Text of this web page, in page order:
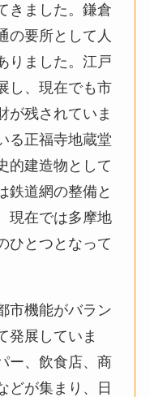
きました。鎌倉
の要所として人
りました。江戸
し、現在でも市
が残されていま
る正福寺地蔵堂
的建造物として
鉄道網の整備と
現在では多摩地
ひとつとなって
市機能がバラン
発展していま
ー、飲食店、商
どが集まり、日